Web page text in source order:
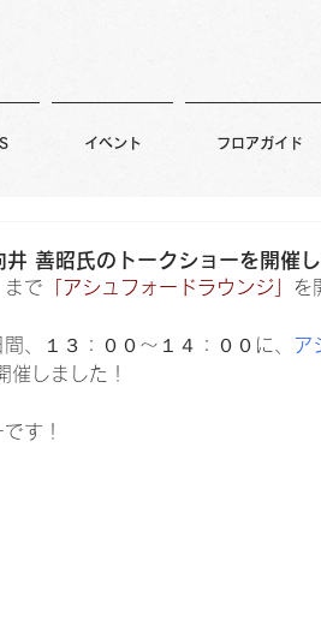
イベント フロアガイド
善昭氏のトークショーを開催
まで 「アシュフォードラウンジ」 を
、１３：００～１４：００に、 ア
催しました！
す！